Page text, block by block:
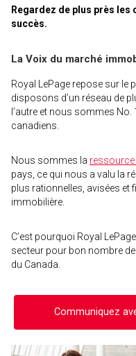
Regardez de plus près
succès.
La Voix du marché
Royal LePage repose sur le
disposons d’un réseau de
l’autre et nous sommes
canadiens.
Nous sommes la ressource
pays, ce qui nous a valu la
plus rationnelles, avisées et
immobilière.
C’est pourquoi Royal
secteur pour bon nombre
du Canada.
Communiquez